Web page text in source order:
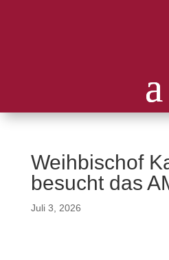
Weihbischof
besucht das
Juli 3, 2026